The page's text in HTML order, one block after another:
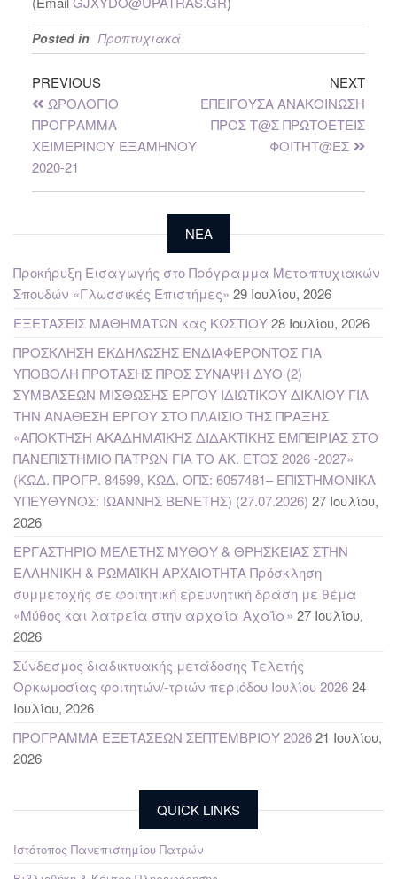
Posted in Προπτυχιακά
PREVIOUS
ΩΡΟΛΟΓΙΟ
ΠΡΟΓΡΑΜΜΑ
ΧΕΙΜΕΡΙΝΟΥ ΕΞΑΜΗΝΟΥ
2020-21
NEXT
ΕΠΕΙΓΟΥΣΑ ΑΝΑΚΟΙΝΩΣΗ
ΠΡΟΣ Τ@Σ ΠΡΩΤΟΕΤΕΙΣ
ΦΟΙΤΗΤ@ΕΣ
NEA
Προκήρυξη Εισαγωγής στο Πρόγραμμα Μεταπτυχιακών
Σπουδών «Γλωσσικές Επιστήμες» 29 Ιουλίου, 2026
ΕΞΕΤΑΣΕΙΣ ΜΑΘΗΜΑΤΩΝ κας ΚΩΣΤΙΟΥ28 Ιουλίου, 2026
ΠΡΟΣΚΛΗΣΗ ΕΚΔΗΛΩΣΗΣ ΕΝΔΙΑΦΕΡΟΝΤΟΣ ΓΙΑ
ΥΠΟΒΟΛΗ ΠΡΟΤΑΣΗΣ ΠΡΟΣ ΣΥΝΑΨΗ ΔΥΟ (2)
ΣΥΜΒΑΣΕΩΝ ΜΙΣΘΩΣΗΣ ΕΡΓΟΥ ΙΔΙΩΤΙΚΟΥ ΔΙΚΑΙΟΥ ΓΙΑ
ΤΗΝ ΑΝΑΘΕΣΗ ΕΡΓΟΥ ΣΤΟ ΠΛΑΙΣΙΟ ΤΗΣ ΠΡΑΞΗΣ
«ΑΠΟΚΤΗΣΗ ΑΚΑΔΗΜΑΪΚΗΣ ΔΙΔΑΚΤΙΚΗΣ ΕΜΠΕΙΡΙΑΣ ΣΤΟ
ΠΑΝΕΠΙΣΤΗΜΙΟ ΠΑΤΡΩΝ ΓΙΑ ΤΟ ΑΚ. ΕΤΟΣ 2026 -2027»
(ΚΩΔ. ΠΡΟΓΡ. 84599, ΚΩΔ. ΟΠΣ: 6057481– ΕΠΙΣΤΗΜΟΝΙΚΑ
ΥΠΕΥΘΥΝΟΣ: ΙΩΑΝΝΗΣ ΒΕΝΕΤΗΣ) (27.07.2026) 27 Ιουλίου,
2026
ΕΡΓΑΣΤΗΡΙΟ ΜΕΛΕΤΗΣ ΜΥΘΟΥ & ΘΡΗΣΚΕΙΑΣ ΣΤΗΝ
ΕΛΛΗΝΙΚΗ & ΡΩΜΑΪΚΗ ΑΡΧΑΙΟΤΗΤΑ Πρόσκληση
συμμετοχής σε φοιτητική ερευνητική δράση με θέμα
«Μύθος και λατρεία στην αρχαία Αχαΐα» 27 Ιουλίου,
2026
Σύνδεσμος διαδικτυακής μετάδοσης Τελετής
Ορκωμοσίας φοιτητών/-τριών περιόδου Ιουλίου 202624
Ιουλίου, 2026
ΠΡΟΓΡΑΜΜΑ ΕΞΕΤΑΣΕΩΝ ΣΕΠΤΕΜΒΡΙΟΥ 202621 Ιουλίου,
2026
QUICK LINKS
Ιστότοπος Πανεπιστημίου Πατρών